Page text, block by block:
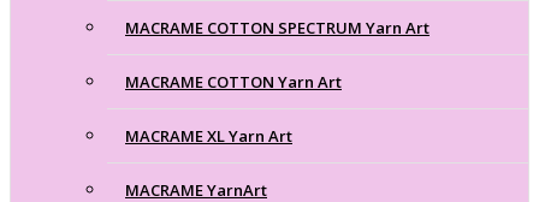
MACRAME COTTON SPECTRUM Yarn Art
MACRAME COTTON Yarn Art
MACRAME XL Yarn Art
MACRAME YarnArt